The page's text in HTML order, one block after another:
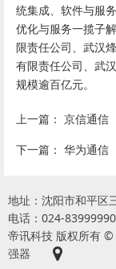
统集成、软件与服
优化与服务一揽子
限责任公司、武汉
有限责任公司、武
规模逾百亿元。
上一篇： 京信通信
下一篇： 华为通信
地址：沈阳市和平区
电话：024-83999990
帝讯科技 版权所有
强器